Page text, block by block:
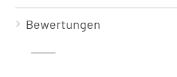
Bewertungen